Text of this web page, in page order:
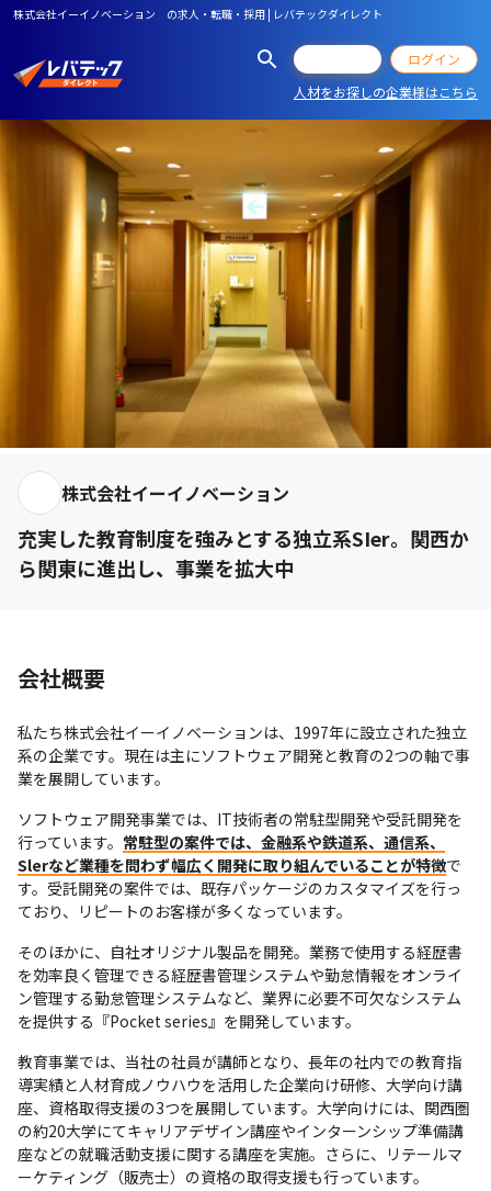
株式会社イーイノベーション の求人・転職・採用 | レバテックダイレクト
ログイン
人材をお探しの企業様はこちら
株式会社イーイノベーション
充実した教育制度を強みとする独立系SIer。関西か
ら関東に進出し、事業を拡大中
会社概要
私たち株式会社イーイノベーションは、1997年に設立された独立
系の企業です。現在は主にソフトウェア開発と教育の2つの軸で事
業を展開しています。
ソフトウェア開発事業では、IT技術者の常駐型開発や受託開発を
行っています。 常駐型の案件では、金融系や鉄道系、通信系、
Slerなど業種を問わず幅広く開発に取り組んでいることが特徴で
す。受託開発の案件では、既存パッケージのカスタマイズを行っ
ており、リピートのお客様が多くなっています。
そのほかに、自社オリジナル製品を開発。業務で使用する経歴書
を効率良く管理できる経歴書管理システムや勤怠情報をオンライ
ン管理する勤怠管理システムなど、業界に必要不可欠なシステム
を提供する『Pocket series』を開発しています。
教育事業では、当社の社員が講師となり、長年の社内での教育指
導実績と人材育成ノウハウを活用した企業向け研修、大学向け講
座、資格取得支援の3つを展開しています。大学向けには、関西圏
の約20大学にてキャリアデザイン講座やインターンシップ準備講
座などの就職活動支援に関する講座を実施。さらに、リテールマ
ーケティング（販売士）の資格の取得支援も行っています。